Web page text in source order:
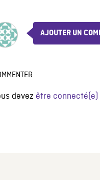
AJOUTER UN
devez être connecté(e)